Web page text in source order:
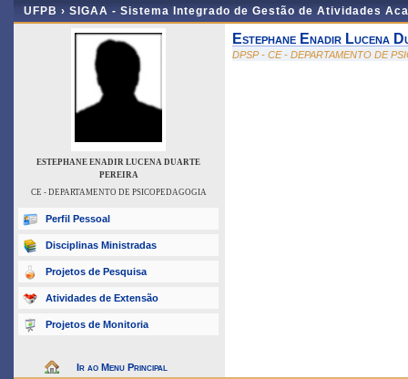
UFPB › SIGAA - Sistema Integrado de Gestão de Atividades
ESTEPHANE ENADIR LUCENA DUARTE
PEREIRA
CE - DEPARTAMENTO DE PSICOPEDAGOGIA
Perfil Pessoal
Disciplinas Ministradas
Projetos de Pesquisa
Atividades de Extensão
Projetos de Monitoria
Ir ao Menu Principal
Estephane Enadir Lucena
DPSP - CE - DEPARTAMENTO DE